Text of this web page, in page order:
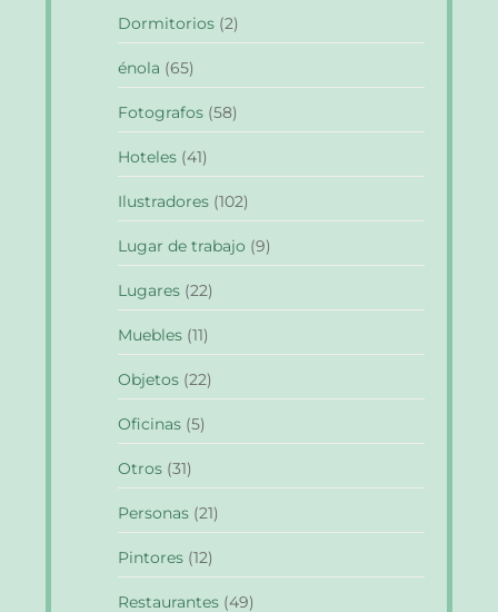
Dormitorios (2)
énola (65)
Fotografos (58)
Hoteles (41)
Ilustradores (102)
Lugar de trabajo (9)
Lugares (22)
Muebles (11)
Objetos (22)
Oficinas (5)
Otros (31)
Personas (21)
Pintores (12)
Restaurantes (49)